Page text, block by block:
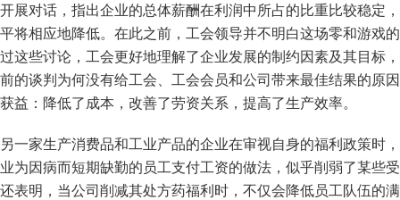
开展对话，指出企业的总体薪酬在利润中所占的比重比较稳定
平将相应地降低。在此之前，工会领导并不明白这场零和游戏
过这些讨论，工会更好地理解了企业发展的制约因素及其目标
前的谈判为何没有给工会、工会会员和公司带来最佳结果的原
获益：降低了成本，改善了劳资关系，提高了生产效率。
另一家生产消费品和工业产品的企业在审视自身的福利政策时
业为因病而短期缺勤的员工支付工资的做法，似乎削弱了某些
还表明，当公司削减其处方药福利时，不仅会降低员工队伍的